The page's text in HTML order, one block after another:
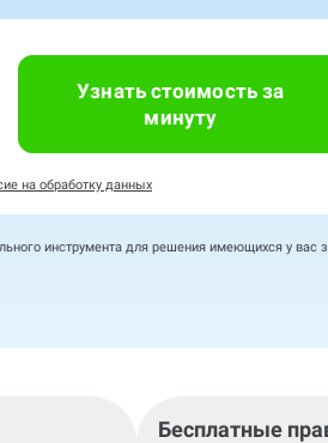
Узнать стоимость за
минуту
на обработку данных
инструмента для решения имеющихся у вас
Бесплатные